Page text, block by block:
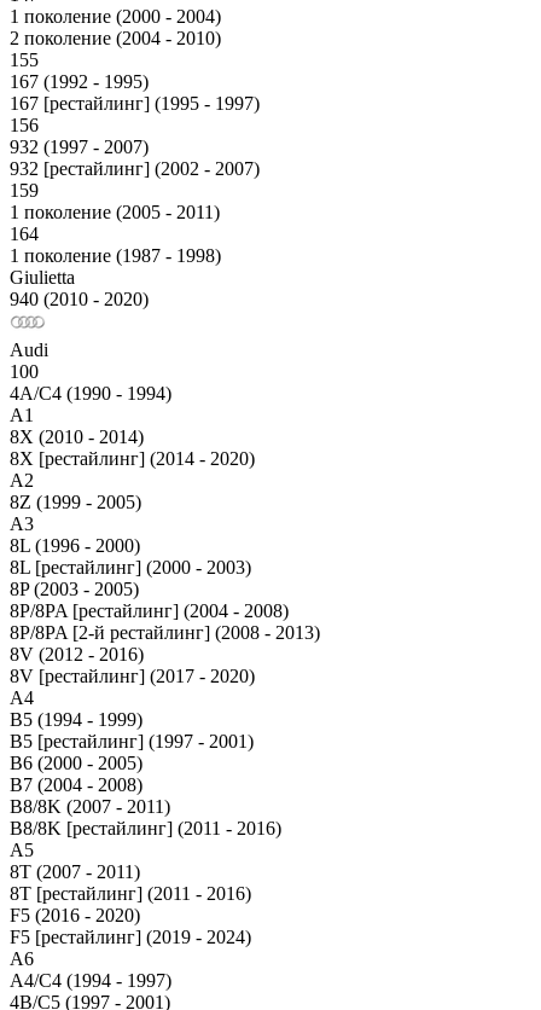
1 поколение (2000 - 2004)
2 поколение (2004 - 2010)
155
167 (1992 - 1995)
167 [рестайлинг] (1995 - 1997)
156
932 (1997 - 2007)
932 [рестайлинг] (2002 - 2007)
159
1 поколение (2005 - 2011)
164
1 поколение (1987 - 1998)
Giulietta
940 (2010 - 2020)
Audi
100
4A/C4 (1990 - 1994)
A1
8X (2010 - 2014)
8X [рестайлинг] (2014 - 2020)
A2
8Z (1999 - 2005)
A3
8L (1996 - 2000)
8L [рестайлинг] (2000 - 2003)
8P (2003 - 2005)
8P/8PA [рестайлинг] (2004 - 2008)
8P/8PA [2-й рестайлинг] (2008 - 2013)
8V (2012 - 2016)
8V [рестайлинг] (2017 - 2020)
A4
B5 (1994 - 1999)
B5 [рестайлинг] (1997 - 2001)
B6 (2000 - 2005)
B7 (2004 - 2008)
B8/8K (2007 - 2011)
B8/8K [рестайлинг] (2011 - 2016)
A5
8T (2007 - 2011)
8T [рестайлинг] (2011 - 2016)
F5 (2016 - 2020)
F5 [рестайлинг] (2019 - 2024)
A6
A4/C4 (1994 - 1997)
4B/C5 (1997 - 2001)